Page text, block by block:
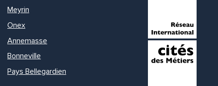
Meyrin
Onex
Annemasse
Bonneville
Pays Bellegardien